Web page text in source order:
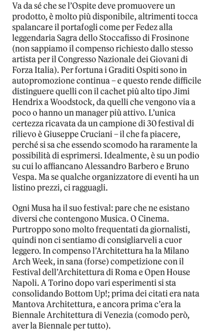
Va da sé che se l’Ospite deve promuovere un
prodotto, è molto più disponibile, altrimenti tocca
spalancare il portafogli come per Fedez alla
leggendaria Sagra dello Stoccafisso di Frosinone
(non sappiamo il compenso richiesto dallo stesso
artista per il Congresso Nazionale dei Giovani di
Forza Italia). Per fortuna i Graditi Ospiti sono in
autopromozione continua – e questo rende difficile
distinguere quelli con il cachet più alto tipo Jimi
Hendrix a Woodstock, da quelli che vengono via a
poco o hanno un manager più attivo. L’unica
certezza ricavata da un campione di 30 festival di
rilievo è Giuseppe Cruciani – il che fa piacere,
perché si sa che essendo scomodo ha raramente la
possibilità di esprimersi. Idealmente, è su un podio
su cui lo affiancano Alessandro Barbero e Bruno
Vespa. Ma se qualche organizzatore di eventi ha un
listino prezzi, ci ragguagli.
Ogni Musa ha il suo festival: pare che ne esistano
diversi che contengono Musica. O Cinema.
Purtroppo sono molto frequentati da giornalisti,
quindi non ci sentiamo di consigliarveli a cuor
leggero. In compenso l’Architettura ha la Milano
Arch Week, in sana (forse) competizione con il
Festival dell’Architettura di Roma e Open House
Napoli. A Torino dopo vari esperimenti si sta
consolidando Bottom Up!; prima dei citati era nata
Mantova Architettura, e ancora prima c’era la
Biennale Architettura di Venezia (comodo però,
aver la Biennale per tutto).